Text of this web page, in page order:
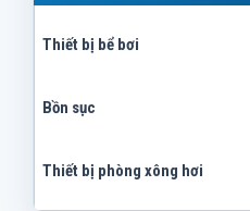
Thiết bị bể bơi
Bồn sục
Thiết bị phòng xông hơi